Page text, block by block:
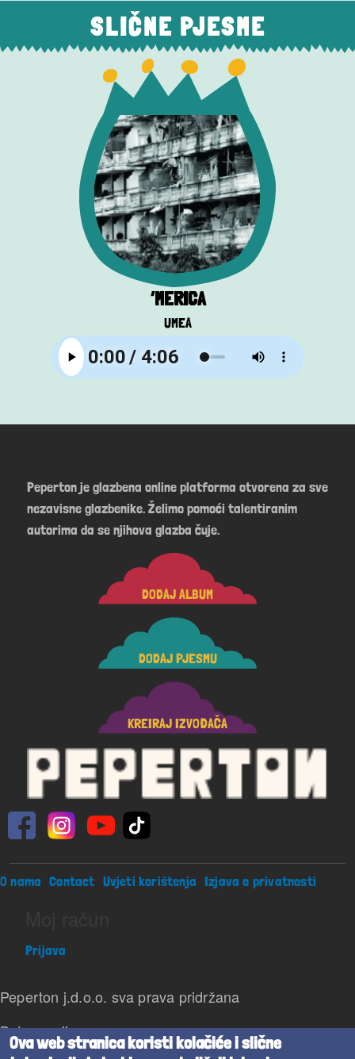
SLIČNE PJESME
‘MERICA
UMEA
Peperton je glazbena online platforma otvorena za sve
nezavisne glazbenike. Želimo pomoći talentiranim
autorima da se njihova glazba čuje.
DODAJ ALBUM
DODAJ PJESMU
KREIRAJ IZVOĐAČA
Footer menu
O nama Contact Uvjeti korištenja Izjava o privatnosti
Prijava
Peperton j.d.o.o. sva prava pridržana
Beta verzija
Ova web stranica koristi kolačiće i slične